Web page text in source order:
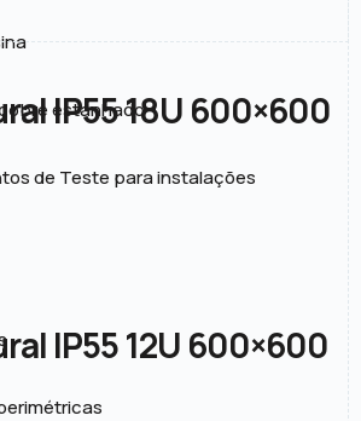
estanhado
de Teste para instalações
IP55 18U 600×600
IP55 12U 600×600